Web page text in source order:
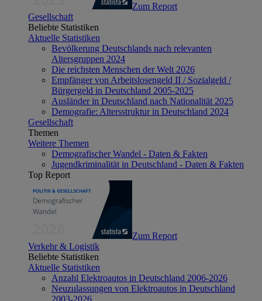
Zum Report
Gesellschaft
Beliebte Statistiken
Aktuelle Statistiken
Bevölkerung Deutschlands nach relevanten
Altersgruppen 2024
Die reichsten Menschen der Welt 2026
Empfänger von Arbeitslosengeld II / Sozialgeld /
Bürgergeld in Deutschland 2005-2025
Ausländer in Deutschland nach Nationalität 2025
Demografie: Altersstruktur in Deutschland 2024
Gesellschaft
Themen
Weitere Themen
Demografischer Wandel - Daten & Fakten
Jugendkriminalität in Deutschland - Daten & Fakten
Top Report
Zum Report
Verkehr & Logistik
Beliebte Statistiken
Aktuelle Statistiken
Anzahl Elektroautos in Deutschland 2006-2026
Neuzulassungen von Elektroautos in Deutschland
2003-2026